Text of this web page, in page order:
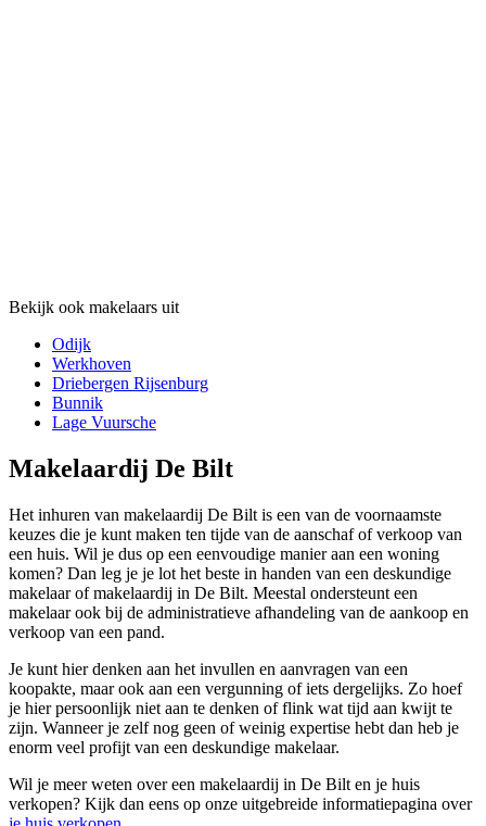
Bekijk ook makelaars uit
Odijk
Werkhoven
Driebergen Rijsenburg
Bunnik
Lage Vuursche
Makelaardij De Bilt
Het inhuren van makelaardij De Bilt is een van de voornaamste
keuzes die je kunt maken ten tijde van de aanschaf of verkoop van
een huis. Wil je dus op een eenvoudige manier aan een woning
komen? Dan leg je je lot het beste in handen van een deskundige
makelaar of makelaardij in De Bilt. Meestal ondersteunt een
makelaar ook bij de administratieve afhandeling van de aankoop en
verkoop van een pand.
Je kunt hier denken aan het invullen en aanvragen van een
koopakte, maar ook aan een vergunning of iets dergelijks. Zo hoef
je hier persoonlijk niet aan te denken of flink wat tijd aan kwijt te
zijn. Wanneer je zelf nog geen of weinig expertise hebt dan heb je
enorm veel profijt van een deskundige makelaar.
Wil je meer weten over een makelaardij in De Bilt en je huis
verkopen? Kijk dan eens op onze uitgebreide informatiepagina over